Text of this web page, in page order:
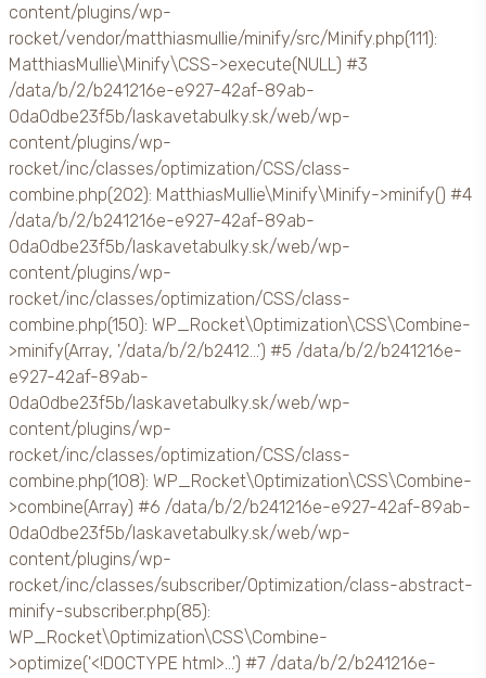
content/plugins/wp-
rocket/vendor/matthiasmullie/minify/src/Minify.php(111):
MatthiasMullie\Minify\CSS->execute(NULL) #3
/data/b/2/b241216e-e927-42af-89ab-
0da0dbe23f5b/laskavetabulky.sk/web/wp-
content/plugins/wp-
rocket/inc/classes/optimization/CSS/class-
combine.php(202): MatthiasMullie\Minify\Minify->minify() #4
/data/b/2/b241216e-e927-42af-89ab-
0da0dbe23f5b/laskavetabulky.sk/web/wp-
content/plugins/wp-
rocket/inc/classes/optimization/CSS/class-
combine.php(150): WP_Rocket\Optimization\CSS\Combine-
>minify(Array, '/data/b/2/b2412...') #5 /data/b/2/b241216e-
e927-42af-89ab-
0da0dbe23f5b/laskavetabulky.sk/web/wp-
content/plugins/wp-
rocket/inc/classes/optimization/CSS/class-
combine.php(108): WP_Rocket\Optimization\CSS\Combine-
>combine(Array) #6 /data/b/2/b241216e-e927-42af-89ab-
0da0dbe23f5b/laskavetabulky.sk/web/wp-
content/plugins/wp-
rocket/inc/classes/subscriber/Optimization/class-abstract-
minify-subscriber.php(85):
WP_Rocket\Optimization\CSS\Combine-
>optimize('<!DOCTYPE html>...') #7 /data/b/2/b241216e-